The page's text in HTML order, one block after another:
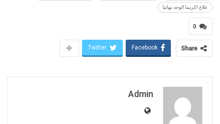
علاج اكزيما الوجه نهائيا
0
Share
Facebook
Twitter
Admin